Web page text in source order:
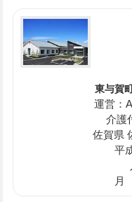
東与賀
運営：
介護
佐賀県
平
月